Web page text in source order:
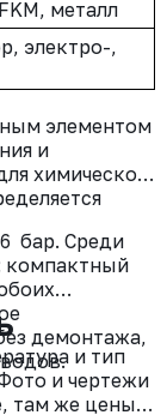
металл
электро-,
элементом
и
химической
бар. Среди
компактный
демонтажа,
и тип
и чертежи
там же цены и